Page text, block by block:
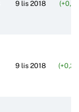
9 lis 2018
9 lis 2018